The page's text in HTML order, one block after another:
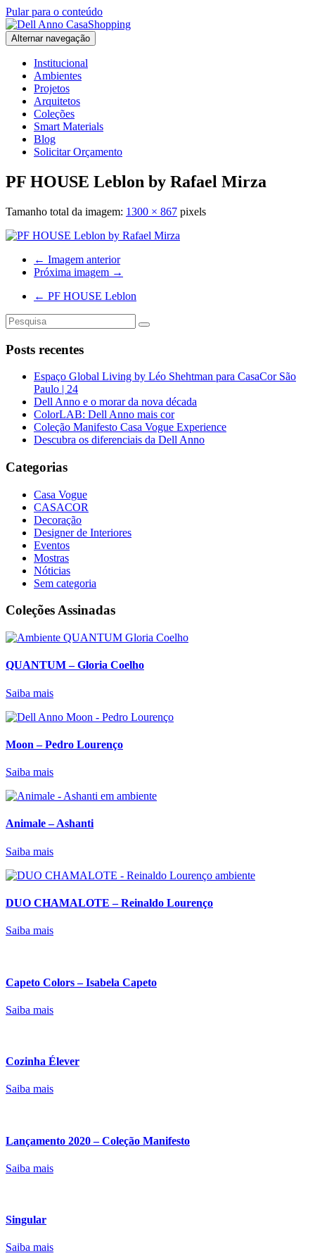
Pular para o conteúdo
Alternar navegação
Institucional
Ambientes
Projetos
Arquitetos
Coleções
Smart Materials
Blog
Solicitar Orçamento
PF HOUSE Leblon by Rafael Mirza
Tamanho total da imagem: 1300 × 867 pixels
← Imagem anterior
Próxima imagem →
← PF HOUSE Leblon
Posts recentes
Espaço Global Living by Léo Shehtman para CasaCor São
Paulo | 24
Dell Anno e o morar da nova década
ColorLAB: Dell Anno mais cor
Coleção Manifesto Casa Vogue Experience
Descubra os diferenciais da Dell Anno
Categorias
Casa Vogue
CASACOR
Decoração
Designer de Interiores
Eventos
Mostras
Nóticias
Sem categoria
Coleções Assinadas
QUANTUM – Gloria Coelho
Saiba mais
Moon – Pedro Lourenço
Saiba mais
Animale – Ashanti
Saiba mais
DUO CHAMALOTE – Reinaldo Lourenço
Saiba mais
Capeto Colors – Isabela Capeto
Saiba mais
Cozinha Élever
Saiba mais
Lançamento 2020 – Coleção Manifesto
Saiba mais
Singular
Saiba mais